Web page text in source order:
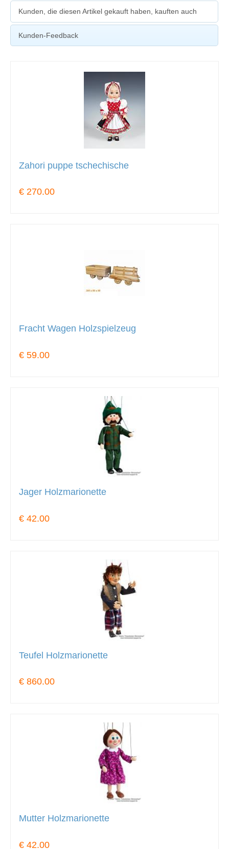
Kunden, die diesen Artikel gekauft haben, kauften auch
Kunden-Feedback
Zahori puppe tschechische
€ 270.00
Fracht Wagen Holzspielzeug
€ 59.00
Jager Holzmarionette
€ 42.00
Teufel Holzmarionette
€ 860.00
Mutter Holzmarionette
€ 42.00